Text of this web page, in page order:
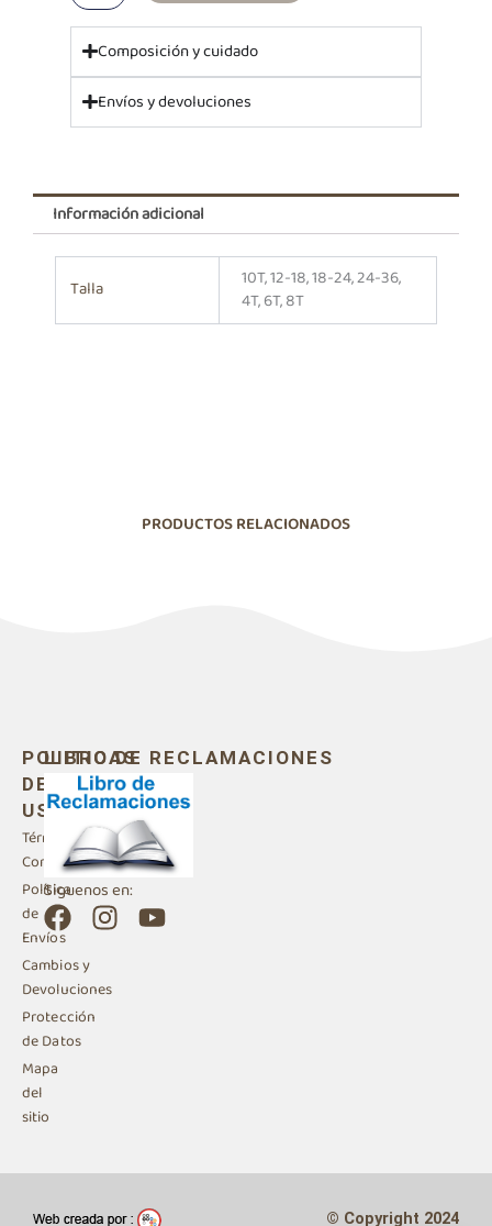
Composición y cuidado
Envíos y devoluciones
Información adicional
Talla
10T, 12-18, 18-24, 24-36,
4T, 6T, 8T
PRODUCTOS RELACIONADOS
POLITICAS
DE
USO
Términos y
Condiciones
Política
de
Envíos
Cambios y
Devoluciones
Protección
de Datos
Mapa
del
sitio
LIBRO DE RECLAMACIONES
Siguenos en:
F
a
c
e
b
o
o
I
n
t
Y
© Copyright 2024